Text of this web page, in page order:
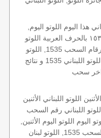
هذا اليوم اللوتو اليوم,
اللوتو 1535 عو رقم سحب اللوتو ١٥٣٥ بالحرف العربية اللوتو
1718, اللوتو 2017-08-14, اللوتو أرقام السحب 1535, اللوتو
الأثنين, 1535 الأثنين اللوتو اللبناني اللوتو اللبناني 1535 و نتائج
اللوتو اللبناني الأثنين
اليوم اللوتو اللبناني رقم السحب
رقم السحب 1535, اللوتو اليوم اللوتو اليوم الأثنين,
اللوتو اليوم زيد 1535 اللوتو رقم السحب 1535, اللوتو لبنان